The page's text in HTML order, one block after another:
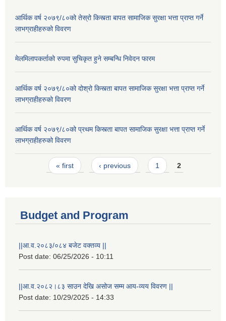
आर्थिक वर्ष २०७९/८०को तेस्रो किस्त्ता बापत सामाजिक सुरक्षा भत्ता प्राप्त गर्ने
लाभग्राहीहरुको विवरण
मेलमिलापकर्ताको रुपमा सुचिकृत हुने सम्बन्धि निवेदन फारम
आर्थिक वर्ष २०७९/८०को दोश्रो किस्त्ता बापत सामाजिक सुरक्षा भत्ता प्राप्त गर्ने
लाभग्राहीहरुको विवरण
आर्थिक वर्ष २०७९/८०को प्रथम किस्त्ता बापत सामाजिक सुरक्षा भत्ता प्राप्त गर्ने
लाभग्राहीहरुको विवरण
Pages« first ‹ previous 1 2
Budget and Program
||आ.व.२०८३/०८४ बजेट वक्तव्य ||
Post date: 06/25/2026 - 10:11
||आ.व.२०८२।८३ साउन देखि असोज सम्म आय-व्यय विवरण ||
Post date: 10/29/2025 - 14:33